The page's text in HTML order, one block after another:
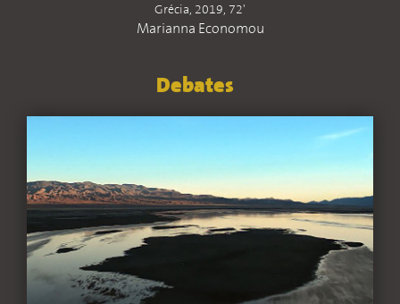
Grécia, 2019, 72'
Marianna Economou
Debates